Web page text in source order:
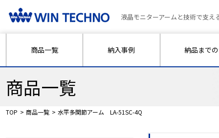
液晶モニターアームと技術で支
商品一覧 納入事例 納品まで
商品一覧
TOP 商品一覧 水平多関節アーム LA-51SC-4Q